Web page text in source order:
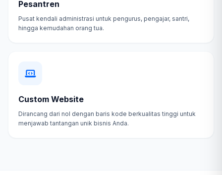
Pesantren
Pusat kendali administrasi untuk pengurus, pengajar, santri,
hingga kemudahan orang tua.
Custom Website
Dirancang dari nol dengan baris kode berkualitas tinggi untuk
menjawab tantangan unik bisnis Anda.